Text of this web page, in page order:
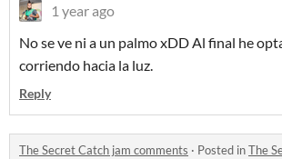
1 year ago
No se ve ni a un palmo xDD Al final he
corriendo hacia la luz.
Reply
The Secret Catch jam comments · Posted inThe